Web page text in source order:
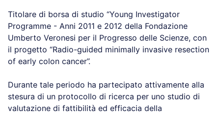
Titolare di borsa di studio “Young Investigator
Programme - Anni 2011 e 2012 della Fondazione
Umberto Veronesi per il Progresso delle Scienze, con
il progetto “Radio-guided minimally invasive resection
of early colon cancer”.
Durante tale periodo ha partecipato attivamente alla
stesura di un protocollo di ricerca per uno studio di
valutazione di fattibilità ed efficacia della